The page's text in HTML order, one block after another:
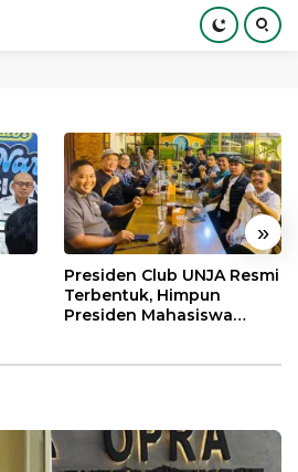
»
Presiden Club UNJA Resmi
Terbentuk, Himpun
Presiden Mahasiswa